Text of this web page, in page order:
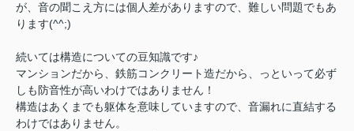
が、音の聞こえ方には個人差がありますので、難しい問題でもあ
ります(^^;)
続いては構造についての豆知識です♪
マンションだから、鉄筋コンクリート造だから、っといって必ず
しも防音性が高いわけではありません！
構造はあくまでも躯体を意味していますので、音漏れに直結する
わけではありません。